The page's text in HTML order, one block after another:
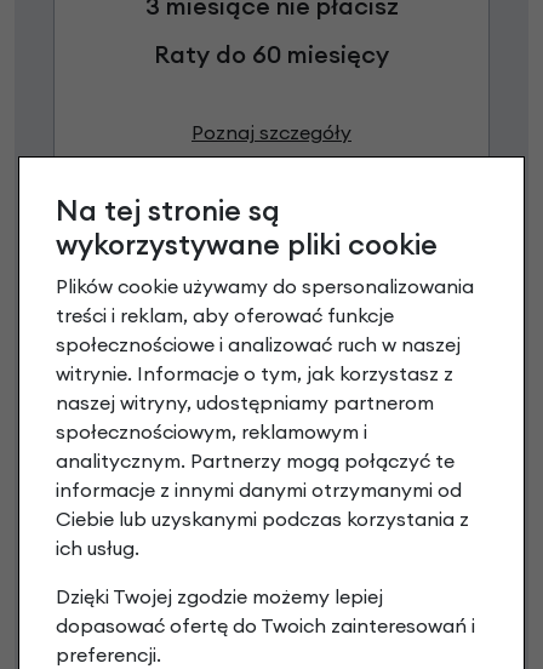
Raty do 60 miesięcy
Poznaj szczegóły
Raty 0%
3 miesiące nie płacisz
Poznaj szczegóły
Na tej stronie są
wykorzystywane pliki cookie
Plików cookie używamy do spersonalizowania
treści i reklam, aby oferować funkcje
społecznościowe i analizować ruch w naszej
witrynie. Informacje o tym, jak korzystasz z
naszej witryny, udostępniamy partnerom
społecznościowym, reklamowym i
analitycznym. Partnerzy mogą połączyć te
informacje z innymi danymi otrzymanymi od
Ciebie lub uzyskanymi podczas korzystania z
ich usług.
Dzięki Twojej zgodzie możemy lepiej
dopasować ofertę do Twoich zainteresowań i
preferencji.